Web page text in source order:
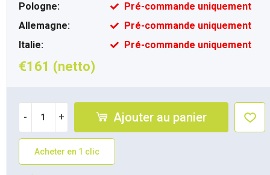
Pologne:
Pré-commande uniquement
Allemagne:
Pré-commande uniquement
Italie:
Pré-commande uniquement
€161 (netto)
- + Ajouter au panier
Acheter en 1 clic